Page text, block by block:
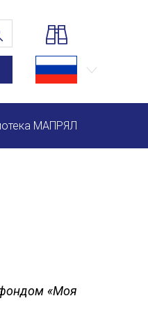
RUSISTICA в Рио-де-
функционирования
МАПРЯЛ
фондом «Моя